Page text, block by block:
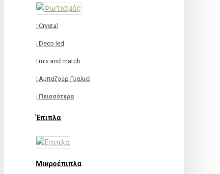
Crystal
Deco led
mix and match
Αμπαζούρ Γυαλιά
Πεισσότερα
Έπιπλα
Μικροέπιπλα